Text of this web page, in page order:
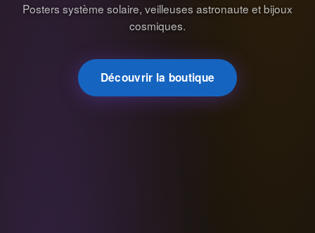
Posters système solaire, veilleuses astronaute et bijoux
cosmiques.
Découvrir la boutique